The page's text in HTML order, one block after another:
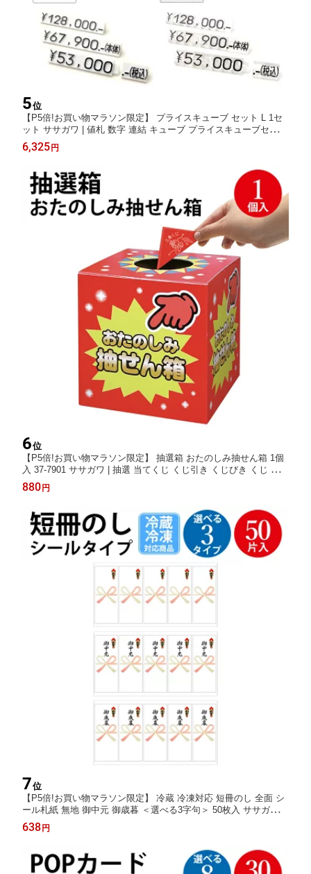
5位
【P5倍!お買い物マラソン限定】 プライスキューブ セット L 1セ
ット ササガワ | 値札 数字 連結 キューブ プライスキューブセット
ゴールド タグ プライススタンド 価格 表示 値段 値段プレート プ
ライス 高級 ブランド ブロック 業務用 パーツ ディスプレイ ラベ
6,325円
6位
【P5倍!お買い物マラソン限定】 抽選箱 おたのしみ抽せん箱 1個
入 37-7901 ササガワ | 抽選 当てくじ くじ引き くじびき くじ 福引
抽選くじ 箱 折りたたみ 大 紙 イベント 什器 抽選ボックス くじ引
きセット 新年会 忘年会 結婚式 二次会 即売会 お祭り 抽選会 学校
880円
7位
【P5倍!お買い物マラソン限定】 冷蔵 冷凍対応 短冊のし 全面 シ
ール札紙 無地 御中元 御歳暮 ＜選べる3字句＞ 50枚入 ササガワ
タカ印 | のしシール 札紙 お歳暮 お中元 のし紙 短冊 ギフト のし
熨斗 蝶結び シール 贈答 お返し お礼 ラッピング ギフト包装 包装
638円